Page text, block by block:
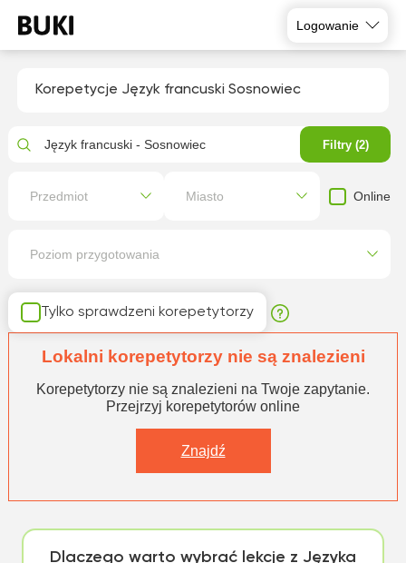
Logowanie
Korepetycje Język francuski Sosnowiec
Tylko sprawdzeni korepetytorzy
Lokalni korepetytorzy nie są znalezieni
Korepetytorzy nie są znalezieni na Twoje zapytanie.
Przejrzyj korepetytorów online
Znajdź
Dlaczego warto wybrać lekcje z Języka
Język francuski - Sosnowiec Filtry (2)
Przedmiot Miasto Online
Poziom przygotowania